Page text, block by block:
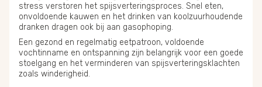
stress verstoren het spijsverteringsproces. Snel eten,
onvoldoende kauwen en het drinken van koolzuurhoudende
dranken dragen ook bij aan gasophoping.
Een gezond en regelmatig eetpatroon, voldoende
vochtinname en ontspanning zijn belangrijk voor een goede
stoelgang en het verminderen van spijsverteringsklachten
zoals winderigheid.